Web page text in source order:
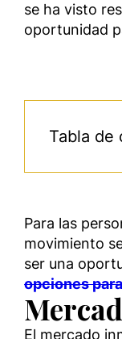
se ha visto
oportunidad
Tabla de
Para las
movimiento
ser una
opciones
El mercado